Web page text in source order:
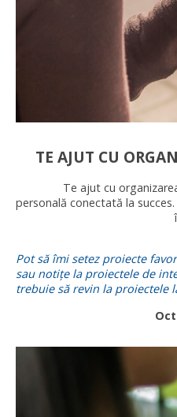
TE AJUT CU
Te ajut cu
personală conectată la
Pot să îmi setez proiecte
sau notițe la proiectele de
trebuie să revin la proiectele